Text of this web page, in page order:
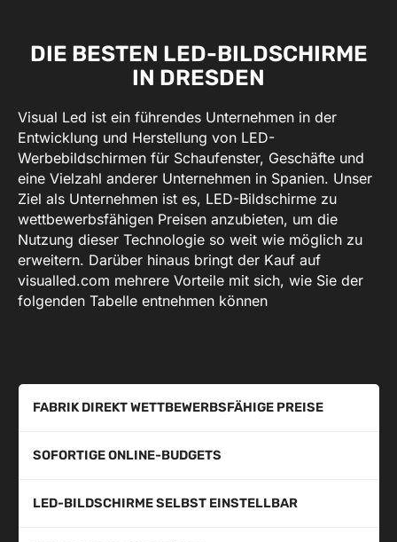
DIE BESTEN LED-BILDSCHIRME
IN DRESDEN
Visual Led ist ein führendes Unternehmen in der
Entwicklung und Herstellung von LED-
Werbebildschirmen für Schaufenster, Geschäfte und
eine Vielzahl anderer Unternehmen in Spanien. Unser
Ziel als Unternehmen ist es, LED-Bildschirme zu
wettbewerbsfähigen Preisen anzubieten, um die
Nutzung dieser Technologie so weit wie möglich zu
erweitern. Darüber hinaus bringt der Kauf auf
visualled.com mehrere Vorteile mit sich, wie Sie der
folgenden Tabelle entnehmen können
FABRIK DIREKT WETTBEWERBSFÄHIGE PREISE
SOFORTIGE ONLINE-BUDGETS
LED-BILDSCHIRME SELBST EINSTELLBAR